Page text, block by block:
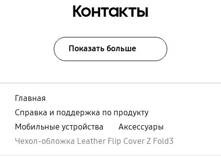
Контакты
Показать больше
Главная
Справка и поддержка по продукту
Мобильные устройства
Аксессуары
Чехол-обложка Leather Flip Cover Z Fold3